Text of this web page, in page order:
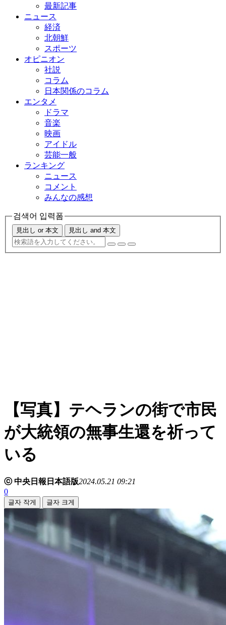
最新記事
ニュース
経済
北朝鮮
スポーツ
オピニオン
社説
コラム
日本関係のコラム
エンタメ
ドラマ
音楽
映画
アイドル
芸能一般
ランキング
ニュース
コメント
みんなの感想
검색어 입력폼
見出し or 本文 見出し and 本文
【写真】テヘランの街で市民
が大統領の無事生還を祈って
いる
ⓒ 中央日報日本語版2024.05.21 09:21
0
글자 작게 글자 크게